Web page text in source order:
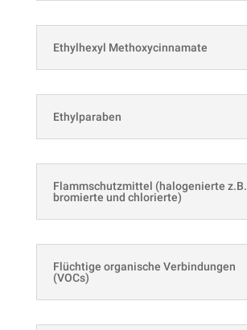
Ethylhexyl Methoxycinnamate
Ethylparaben
Flammschutzmittel (halogenierte z.B.
bromierte und chlorierte)
Flüchtige organische Verbindungen
(VOCs)